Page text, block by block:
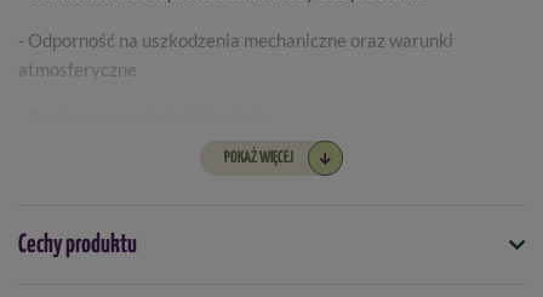
- Odporność na uszkodzenia mechaniczne oraz warunki
atmosferyczne
- Stabilna szpilka do wbicia w ziemię zapewniająca stabilność
POKAŻ WIĘCEJ
Cechy produktu